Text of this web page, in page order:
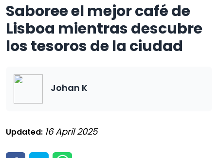
Saboree el mejor café de
Lisboa mientras descubre
los tesoros de la ciudad
Johan K
Updated: 16 April 2025